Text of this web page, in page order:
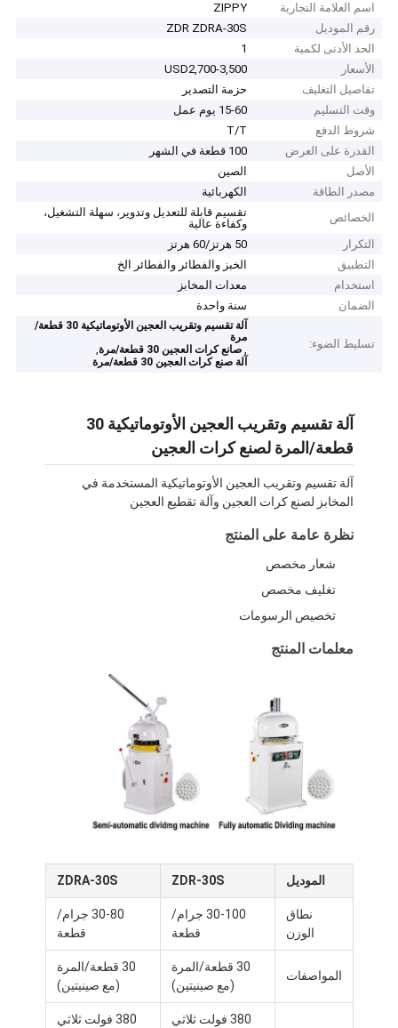
اسم العلامة التجارية
ZIPPY
رقم الموديل
ZDR ZDRA-30S
الحد الأدنى لكمية
1
الأسعار
USD2,700-3,500
تفاصيل التغليف
حزمة التصدير
وقت التسليم
15-60 يوم عمل
شروط الدفع
T/T
القدرة على العرض
100 قطعة في الشهر
الأصل
الصين
مصدر الطاقة
الكهربائية
الخصائص
تقسيم قابلة للتعديل وتدوير، سهلة التشغيل،
وكفاءة عالية
التكرار
50 هرتز/60 هرتز
التطبيق
الخبز والفطائر والفطائر الخ
استخدام
معدات المخابز
الضمان
سنة واحدة
تسليط الضوء:
آلة تقسيم وتقريب العجين الأوتوماتيكية 30 قطعة/
مرة
,صانع كرات العجين 30 قطعة/مرة ,
آلة صنع كرات العجين 30 قطعة/مرة
آلة تقسيم وتقريب العجين الأوتوماتيكية 30
قطعة/المرة لصنع كرات العجين
آلة تقسيم وتقريب العجين الأوتوماتيكية المستخدمة في
المخابز لصنع كرات العجين وآلة تقطيع العجين
نظرة عامة على المنتج
شعار مخصص
تغليف مخصص
تخصيص الرسومات
معلمات المنتج
الموديل ZDR-30S
ZDRA-30S
نطاق
الوزن
30-100 جرام/
قطعة
30-80 جرام/
قطعة
المواصفات
30 قطعة/المرة
(مع صينيتين)
30 قطعة/المرة
(مع صينيتين)
380 فولت ثلاثي 380 فولت ثلاثي